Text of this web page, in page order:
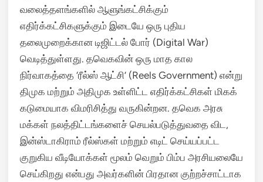
வலைத்தளங்களில் ஆளுங்கட்சிக்கும்
எதிர்க்கட்சிகளுக்கும் இடையே ஒரு புதிய
தலைமுறைக்கான டிஜிட்டல் போர் (Digital War)
வெடித்துள்ளது. தவெகவின் ஒரு மாத கால
நிர்வாகத்தை ‘ரீல்ஸ் ஆட்சி’ (Reels Government) என்று
திமுக மற்றும் அதிமுக உள்ளிட்ட எதிர்க்கட்சிகள் மிகக்
கடுமையாக விமரிசித்து வருகின்றன. தவெக அரசு
மக்கள் நலத்திட்டங்களைச் செயல்படுத்துவதை விட,
இன்ஸ்டாகிராம் ரீல்ஸ்கள் மற்றும் எடிட் செய்யப்பட்ட
குறுகிய வீடியோக்கள் மூலம் வெறும் பிம்ப அரசியலையே
செய்கிறது என்பது அவர்களின் பிரதான குற்றச்சாட்டாக